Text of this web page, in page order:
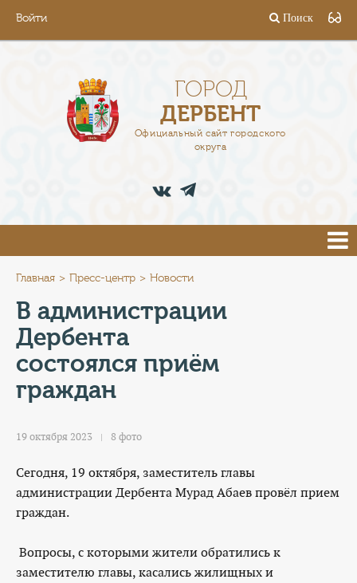
Войти Поиск
ГОРОД
ДЕРБЕНТ
Официальный сайт городского
округа
АДМИНИСТРАЦИЯ
ПРЕСС-ЦЕНТР
ТУРИСТАМ
КОНТАКТЫ
ТАРИФЫ
ГЕРОИ Z
КАТАЛОГ УСЛУГ
СЛУЖБА ПО КОНТРАКТУ
Главная Пресс-центр Новости
В администрации
Дербента
состоялся приём
граждан
19 октября 2023 8 фото
Сегодня, 19 октября, заместитель главы
администрации Дербента Мурад Абаев провёл прием
граждан.
Вопросы, с которыми жители обратились к
заместителю главы, касались жилищных и